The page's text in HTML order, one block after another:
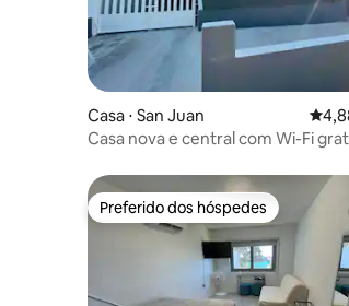
Casa ⋅ San Juan 4,88
Casa nova e central com Wi-Fi
Preferido dos hóspedes
Preferido dos hóspedes